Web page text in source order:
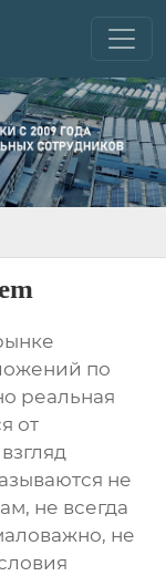
по
реальная
от
не
не всегда
не